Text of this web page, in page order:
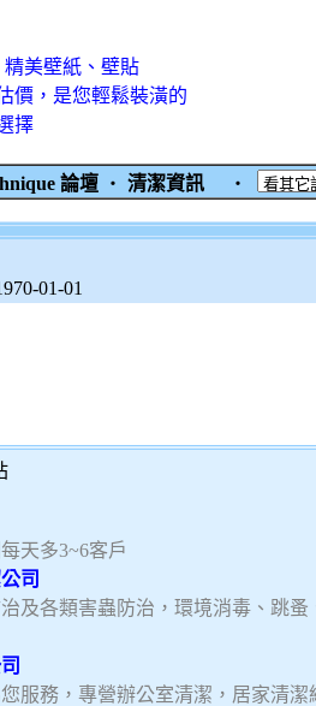
美壁紙、壁貼
價，是您輕鬆裝潢的
擇
論壇 ‧ 清潔資訊 ‧
01-01
站
天多3~6客戶
司
及各類害蟲防治，環境消毒、跳
服務，專營辦公室清潔，居家清